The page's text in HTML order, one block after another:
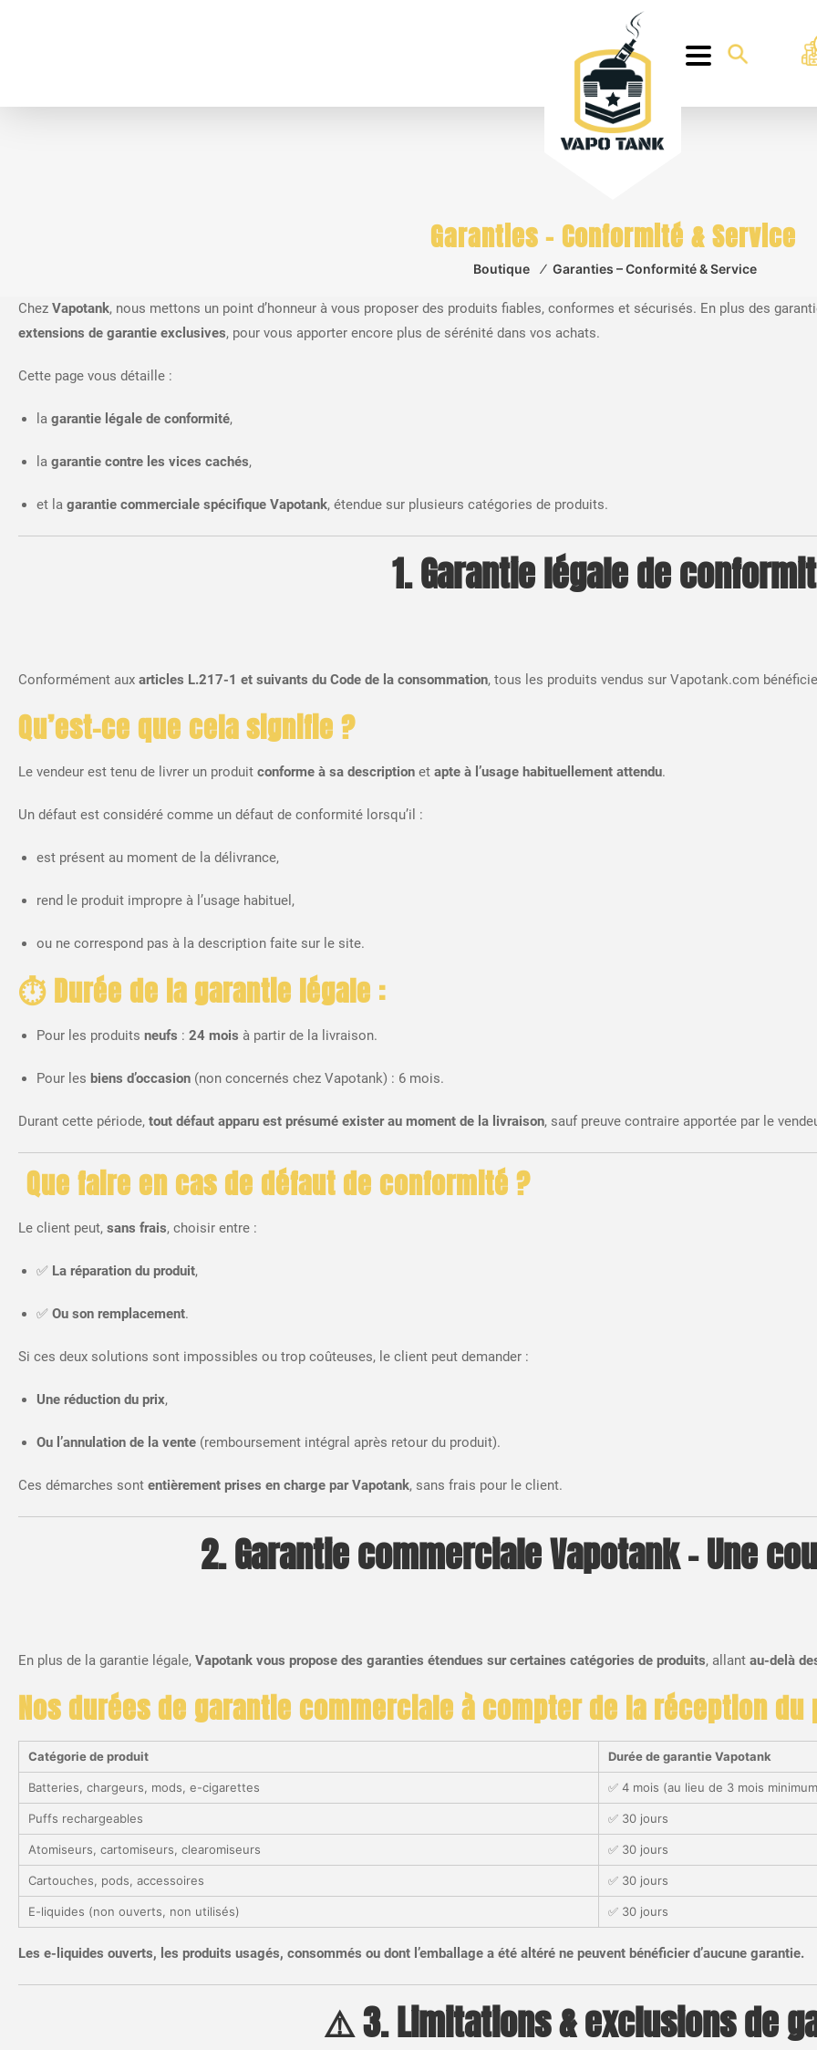
Garanties – Conformité & Service
Boutique ⁄ Garanties – Conformité & Service
Chez Vapotank, nous mettons un point d’honneur à vous proposer des produits fiables, conformes et sécurisés. En plus des
extensions de garantie exclusives, pour vous apporter encore plus de sérénité dans vos achats.
Cette page vous détaille :
la garantie légale de conformité,
la garantie contre les vices cachés,
et la garantie commerciale spécifique Vapotank, étendue sur plusieurs catégories de produits.
1. Garantie légale de
Conformément aux articles L.217-1 et suivants du Code de la consommation, tous les produits vendus sur Vapotank.com
Qu’est-ce que cela signifie ?
Le vendeur est tenu de livrer un produit conforme à sa description et apte à l’usage habituellement attendu.
Un défaut est considéré comme un défaut de conformité lorsqu’il :
est présent au moment de la délivrance,
rend le produit impropre à l’usage habituel,
ou ne correspond pas à la description faite sur le site.
⏱ Durée de la garantie légale :
Pour les produits neufs : 24 mois à partir de la livraison.
Pour les biens d’occasion (non concernés chez Vapotank) : 6 mois.
Durant cette période, tout défaut apparu est présumé exister au moment de la livraison, sauf preuve contraire apportée par le
️ Que faire en cas de défaut de conformité ?
Le client peut, sans frais, choisir entre :
✅ La réparation du produit,
✅ Ou son remplacement.
Si ces deux solutions sont impossibles ou trop coûteuses, le client peut demander :
Une réduction du prix,
Ou l’annulation de la vente (remboursement intégral après retour du produit).
Ces démarches sont entièrement prises en charge par Vapotank, sans frais pour le client.
2. Garantie commerciale Vapotank – Une
En plus de la garantie légale, Vapotank vous propose des garanties étendues sur certaines catégories de produits, allant au-delà
Nos durées de garantie commerciale à compter de la réception du
Catégorie de produit Durée de garantie Vapotank
Batteries, chargeurs, mods, e-cigarettes ✅ 4 mois (au lieu de 3 mois
Puffs rechargeables ✅ 30 jours
Atomiseurs, cartomiseurs, clearomiseurs ✅ 30 jours
Cartouches, pods, accessoires ✅ 30 jours
E-liquides (non ouverts, non utilisés) ✅ 30 jours
Les e-liquides ouverts, les produits usagés, consommés ou dont l’emballage a été altéré ne peuvent bénéficier d’aucune garantie.
⚠️ 3. Limitations & exclusions de